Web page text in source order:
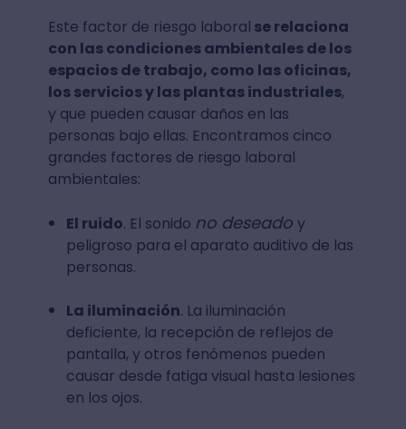
Este factor de riesgo laboral se relaciona
con las condiciones ambientales de los
espacios de trabajo, como las oficinas,
los servicios y las plantas industriales,
y que pueden causar daños en las
personas bajo ellas. Encontramos cinco
grandes factores de riesgo laboral
ambientales:
El ruido. El sonido no deseado y
peligroso para el aparato auditivo de las
personas.
La iluminación. La iluminación
deficiente, la recepción de reflejos de
pantalla, y otros fenómenos pueden
causar desde fatiga visual hasta lesiones
en los ojos.